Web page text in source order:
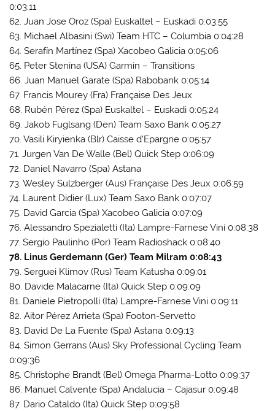
0:03:11
62. Juan Jose Oroz (Spa) Euskaltel – Euskadi 0:03:55
63. Michael Albasini (Swi) Team HTC – Columbia 0:04:28
64. Serafín Martínez (Spa) Xacobeo Galicia 0:05:06
65. Peter Stenina (USA) Garmin – Transitions
66. Juan Manuel Garate (Spa) Rabobank 0:05:14
67. Francis Mourey (Fra) Française Des Jeux
68. Rubén Pérez (Spa) Euskaltel – Euskadi 0:05:24
69. Jakob Fuglsang (Den) Team Saxo Bank 0:05:27
70. Vasili Kiryienka (Blr) Caisse d’Epargne 0:05:57
71. Jurgen Van De Walle (Bel) Quick Step 0:06:09
72. Daniel Navarro (Spa) Astana
73. Wesley Sulzberger (Aus) Française Des Jeux 0:06:59
74. Laurent Didier (Lux) Team Saxo Bank 0:07:07
75. David García (Spa) Xacobeo Galicia 0:07:09
76. Alessandro Spezialetti (Ita) Lampre-Farnese Vini 0:08:38
77. Sergio Paulinho (Por) Team Radioshack 0:08:40
78. Linus Gerdemann (Ger) Team Milram 0:08:43
79. Serguei Klimov (Rus) Team Katusha 0:09:01
80. Davide Malacarne (Ita) Quick Step 0:09:09
81. Daniele Pietropolli (Ita) Lampre-Farnese Vini 0:09:11
82. Aitor Pérez Arrieta (Spa) Footon-Servetto
83. David De La Fuente (Spa) Astana 0:09:13
84. Simon Gerrans (Aus) Sky Professional Cycling Team
0:09:36
85. Christophe Brandt (Bel) Omega Pharma-Lotto 0:09:37
86. Manuel Calvente (Spa) Andalucia – Cajasur 0:09:48
87. Dario Cataldo (Ita) Quick Step 0:09:58